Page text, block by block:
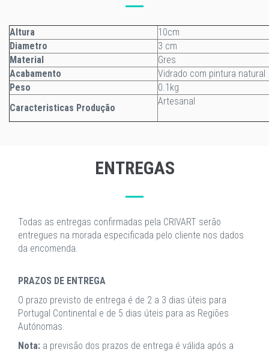
Altura
10cm
Diametro
3 cm
Material
Gres
Acabamento
Vidrado com pintura natural
Peso
0.1kg
Caracteristicas Produção
Artesanal
ENTREGAS
Todas as entregas confirmadas pela CRIVART serão
entregues na morada especificada pelo cliente nos dados
da encomenda.
PRAZOS DE ENTREGA
O prazo previsto de entrega é de 2 a 3 dias úteis para
Portugal Continental e de 5 dias úteis para as Regiões
Autónomas.
Nota: a previsão dos prazos de entrega é válida após a